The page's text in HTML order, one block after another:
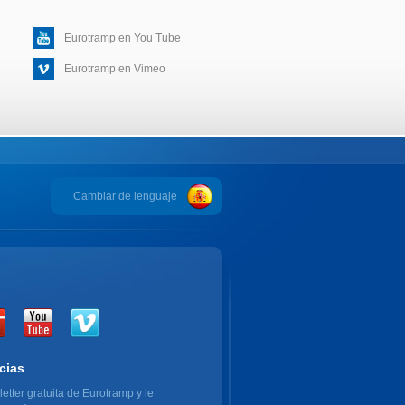
Eurotramp en You Tube
Eurotramp en Vimeo
Cambiar de lenguaje
gratuita de Eurotramp y le